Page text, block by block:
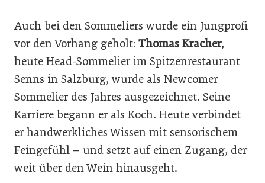
Auch bei den Sommeliers wurde ein Jungprofi
vor den Vorhang geholt: Thomas Kracher,
heute Head-Sommelier im Spitzenrestaurant
Senns in Salzburg, wurde als Newcomer
Sommelier des Jahres ausgezeichnet. Seine
Karriere begann er als Koch. Heute verbindet
er handwerkliches Wissen mit sensorischem
Feingefühl – und setzt auf einen Zugang, der
weit über den Wein hinausgeht.